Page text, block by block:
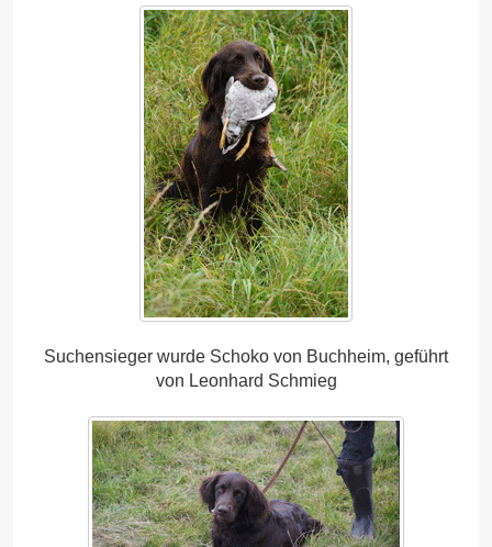
Suchensieger wurde Schoko von Buchheim, geführt
von Leonhard Schmieg